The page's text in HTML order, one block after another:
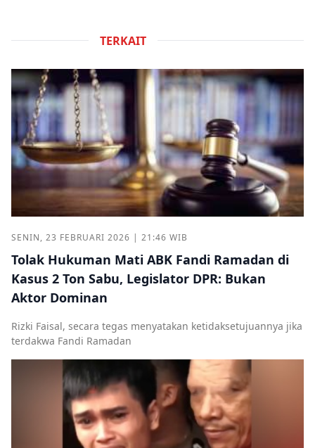
TERKAIT
SENIN, 23 FEBRUARI 2026 | 21:46 WIB
Tolak Hukuman Mati ABK Fandi Ramadan di
Kasus 2 Ton Sabu, Legislator DPR: Bukan
Aktor Dominan
Rizki Faisal, secara tegas menyatakan ketidaksetujuannya jika
terdakwa Fandi Ramadan